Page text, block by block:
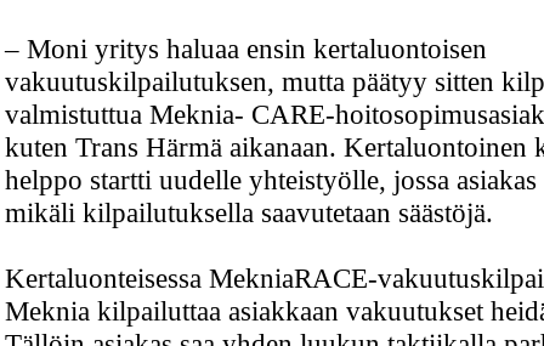
– Moni yritys haluaa ensin kertaluontoisen
vakuutuskilpailutuksen, mutta päätyy sitten
valmistuttua Meknia- CARE-
kuten Trans Härmä aikanaan. Kertaluontoinen
helppo startti uudelle yhteistyölle, jossa asiakas
mikäli kilpailutuksella saavutetaan säästöjä.
Kertaluonteisessa MekniaRACE-
Meknia kilpailuttaa asiakkaan vakuutukset